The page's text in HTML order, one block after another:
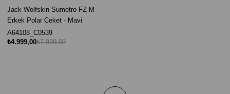
Jack Wolfskin Sumetro FZ M
Erkek Polar Ceket - Mavi
A64108_C0539
₺4.999,00₺7.999,00